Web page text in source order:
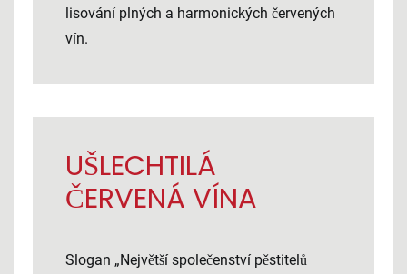
lisování plných a harmonických červených
vín.
UŠLECHTILÁ
ČERVENÁ VÍNA
Slogan „Největší společenství pěstitelů